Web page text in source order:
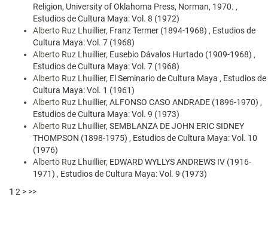
Religion, University of Oklahoma Press, Norman, 1970. ,
Estudios de Cultura Maya: Vol. 8 (1972)
Alberto Ruz Lhuillier, Franz Termer (1894-1968) , Estudios de
Cultura Maya: Vol. 7 (1968)
Alberto Ruz Lhuillier, Eusebio Dávalos Hurtado (1909-1968) ,
Estudios de Cultura Maya: Vol. 7 (1968)
Alberto Ruz Lhuillier, El Seminario de Cultura Maya , Estudios de
Cultura Maya: Vol. 1 (1961)
Alberto Ruz Lhuillier, ALFONSO CASO ANDRADE (1896-1970) ,
Estudios de Cultura Maya: Vol. 9 (1973)
Alberto Ruz Lhuillier, SEMBLANZA DE JOHN ERIC SIDNEY
THOMPSON (1898-1975) , Estudios de Cultura Maya: Vol. 10
(1976)
Alberto Ruz Lhuillier, EDWARD WYLLYS ANDREWS IV (1916-
1971) , Estudios de Cultura Maya: Vol. 9 (1973)
1 2 > >>